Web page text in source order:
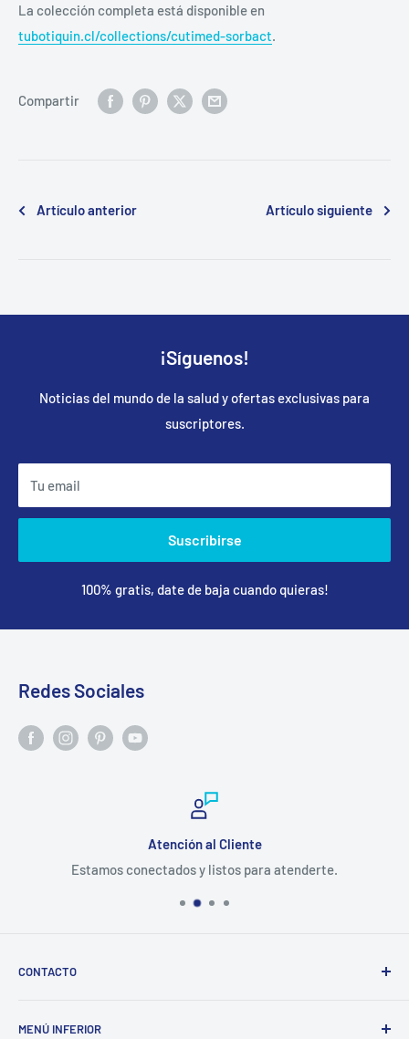
La colección completa está disponible en
tubotiquin.cl/collections/cutimed-sorbact.
Compartir
Artículo anterior Artículo siguiente
¡Síguenos!
Noticias del mundo de la salud y ofertas exclusivas para
suscriptores.
Tu email
Suscribirse
100% gratis, date de baja cuando quieras!
Redes Sociales
Atención al Cliente
Estamos conectados y listos para atenderte.
CONTACTO
Teléfono/Whasapp: +569 2399 9135
MENÚ INFERIOR